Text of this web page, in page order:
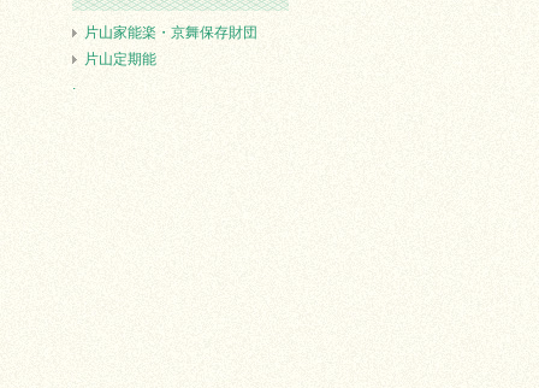
片山家能楽・京舞保存財団
片山定期能
.